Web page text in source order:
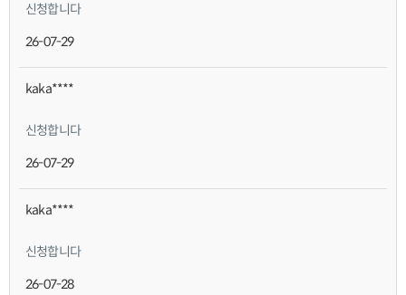
신청합니다
26-07-29
kaka****
신청합니다
26-07-29
kaka****
신청합니다
26-07-28